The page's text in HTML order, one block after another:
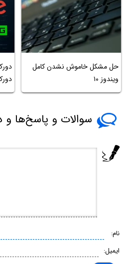
حل مشکل خاموش نشدن کامل
ویندوز ۱۰
سوالات و پاسخ‌ها و
نام:
ایمیل: